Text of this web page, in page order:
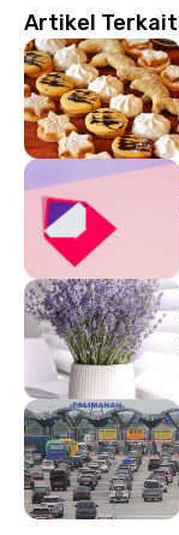
Artikel Terkait